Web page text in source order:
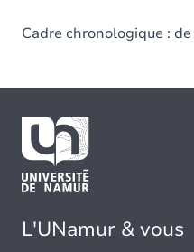
Cadre chronologique :
L'UNamur & vous